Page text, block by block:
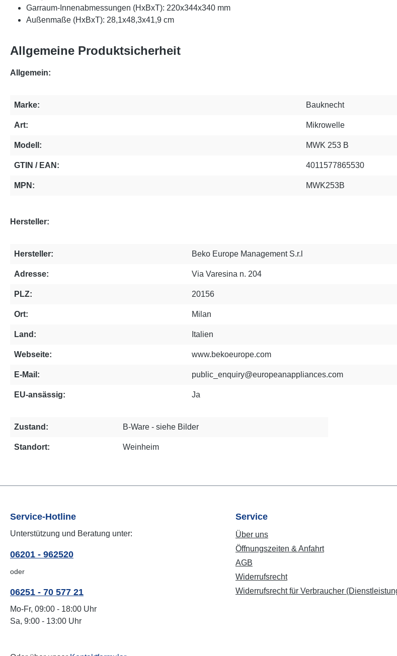
Garraum-Innenabmessungen (HxBxT): 220x344x340 mm
Außenmaße (HxBxT): 28,1x48,3x41,9 cm
Allgemeine Produktsicherheit
Allgemein:
Marke: Bauknecht
Art: Mikrowelle
Modell: MWK 253 B
GTIN / EAN: 4011577865530
MPN: MWK253B
Hersteller:
Hersteller: Beko Europe Management S.r.l
Adresse: Via Varesina n. 204
PLZ: 20156
Ort: Milan
Land: Italien
Webseite: www.bekoeurope.com
E-Mail: public_enquiry@europeanappliances.com
EU-ansässig: Ja
Zustand: B-Ware - siehe Bilder
Standort: Weinheim
Service-Hotline
Unterstützung und Beratung unter:
06201 - 962520
oder
06251 - 70 577 21
Mo-Fr, 09:00 - 18:00 Uhr
Sa, 9:00 - 13:00 Uhr
Service
Über uns
Öffnungszeiten & Anfahrt
AGB
Widerrufsrecht
Widerrufsrecht für Verbraucher